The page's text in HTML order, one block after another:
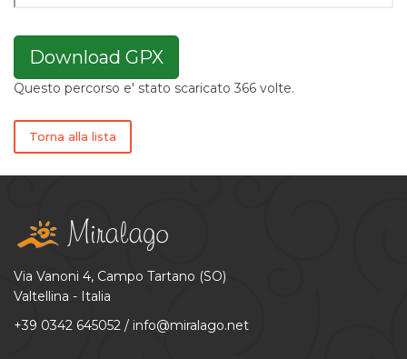
Download GPX
Questo percorso e' stato scaricato 366 volte.
Torna alla lista
Via Vanoni 4, Campo Tartano (SO)
Valtellina - Italia
+39 0342 645052 / info@miralago.net